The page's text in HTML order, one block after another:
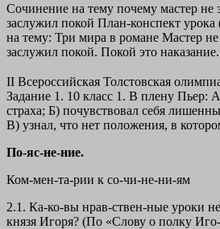
Сочинение на тему почему мастер не
заслужил покой План-конспект урока
на тему: Три мира в романе Мастер не
заслужил покой. Покой это наказание.
II Всероссийская Толстовская
Задание 1. 10 класс 1. В плену Пьер:
страха; Б) почувствовал себя
В) узнал, что нет положения, в
По-яс-не-ние.
Ком-мен-та-рии к со-чи-не-ни-ям
2.1. Ка-ко-вы нрав-ствен-ные уроки
князя Игоря? (По «Слову о полку